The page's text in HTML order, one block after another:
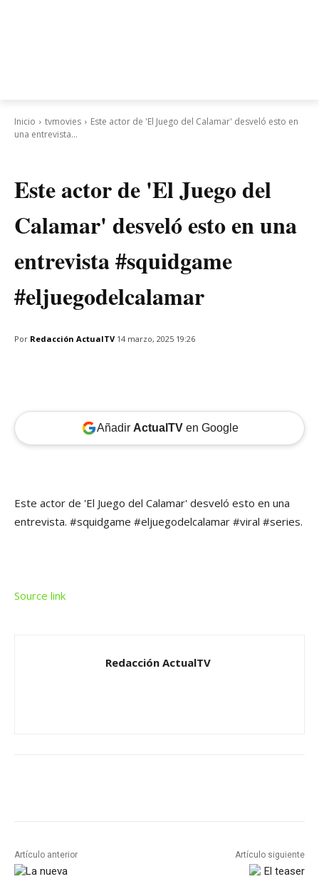
Inicio tvmovies
Este actor de 'El Juego del Calamar' desveló esto en
una entrevista...
Este actor de 'El Juego del
Calamar' desveló esto en una
entrevista #squidgame
#eljuegodelcalamar
Por Redacción ActualTV 14 marzo, 2025 19:26
Añadir ActualTVen Google
Este actor de 'El Juego del Calamar' desveló esto en una
entrevista. #squidgame #eljuegodelcalamar #viral #series.
Source link
Redacción ActualTV
Artículo anterior Artículo siguiente